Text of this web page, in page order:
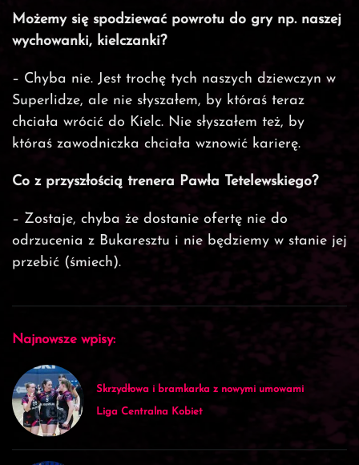
Możemy się spodziewać powrotu do gry np. naszej
wychowanki, kielczanki?
– Chyba nie. Jest trochę tych naszych dziewczyn w
Superlidze, ale nie słyszałem, by któraś teraz
chciała wrócić do Kielc. Nie słyszałem też, by
któraś zawodniczka chciała wznowić karierę.
Co z przyszłością trenera Pawła Tetelewskiego?
– Zostaje, chyba że dostanie ofertę nie do
odrzucenia z Bukaresztu i nie będziemy w stanie jej
przebić (śmiech).
Najnowsze wpisy:
Skrzydłowa i bramkarka z nowymi umowami
Liga Centralna Kobiet